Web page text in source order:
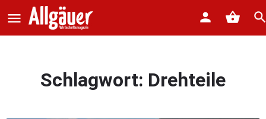
Schlagwort: Drehteile